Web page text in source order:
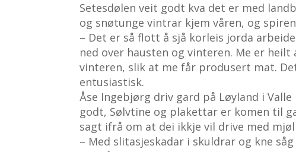
Setesdølen veit godt kva det er med
og snøtunge vintrar kjem våren, og
– Det er så flott å sjå korleis jorda
ned over hausten og vinteren. Me er
vinteren, slik at me får produsert mat.
entusiastisk.
Åse Ingebjørg driv gard på Løyland i
godt, Sølvtine og plakettar er komen til
sagt ifrå om at dei ikkje vil drive med
– Med slitasjeskadar i skuldrar og kne